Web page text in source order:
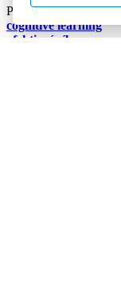
Podobné články:
cognitive learning
afektivní cíle